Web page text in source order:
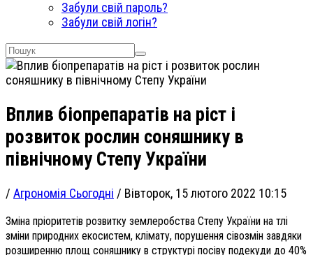
Забули свій пароль?
Забули свій логін?
Вплив біопрепаратів на ріст і
розвиток рослин соняшнику в
північному Степу України
/ Агрономія Сьогодні / Вівторок, 15 лютого 2022 10:15
Зміна пріоритетів розвитку землеробства Степу України на тлі
зміни природних екосистем, клімату, порушення сівозмін завдяки
розширенню площ соняшнику в структурі посіву подекуди до 40%